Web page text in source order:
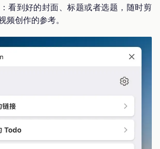
：看到好的封面、标题或者选题，随时剪
频创作的参考。